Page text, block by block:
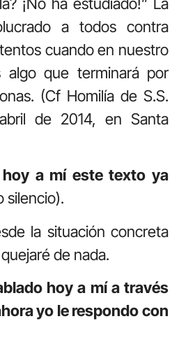
a todos contra
cuando en nuestro
algo que terminará por
(Cf Homilía de S.S.
de 2014, en Santa
a mí este texto ya
silencio).
la situación concreta
de nada.
hoy a mí a través
yo le respondo con